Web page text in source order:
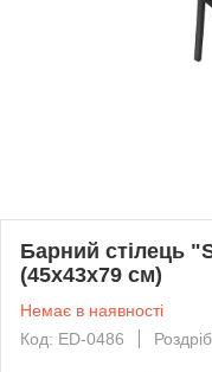
Барний стілець
(45х43х79 см)
Немає в наявності
Код: ED-0486
Роздріб